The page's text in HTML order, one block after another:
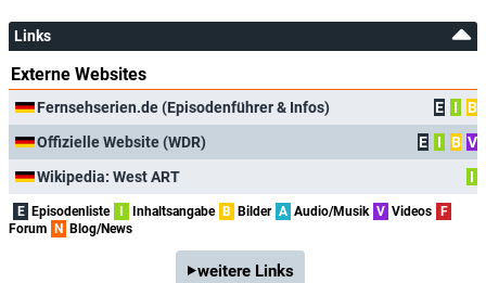
Links
Externe Websites
Fernsehserien.de (Episodenführer & Infos) E I
B
Offizielle Website (WDR)
E I B V
Wikipedia: West ART
I
E Episodenliste Inhaltsangabe B Bilder A Audio/Musik V Videos
F
Forum
N Blog/News
weitere Links